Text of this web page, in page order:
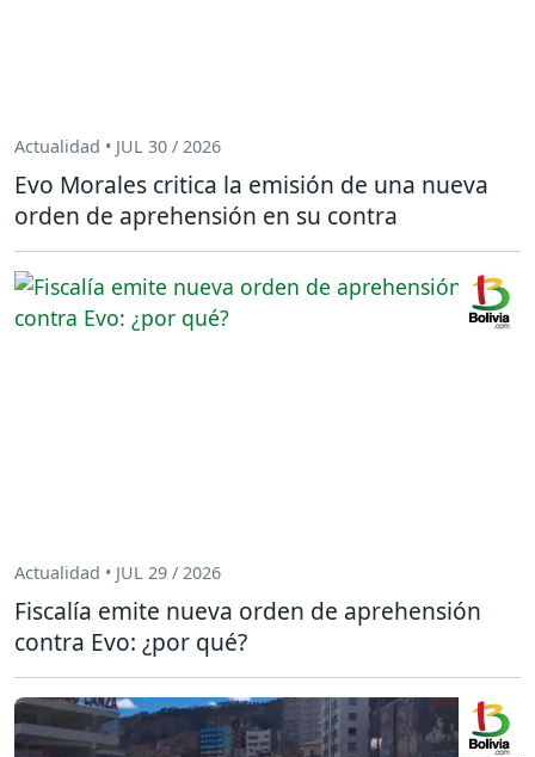
Actualidad • JUL 30 / 2026
Evo Morales critica la emisión de una nueva
orden de aprehensión en su contra
Actualidad • JUL 29 / 2026
Fiscalía emite nueva orden de aprehensión
contra Evo: ¿por qué?